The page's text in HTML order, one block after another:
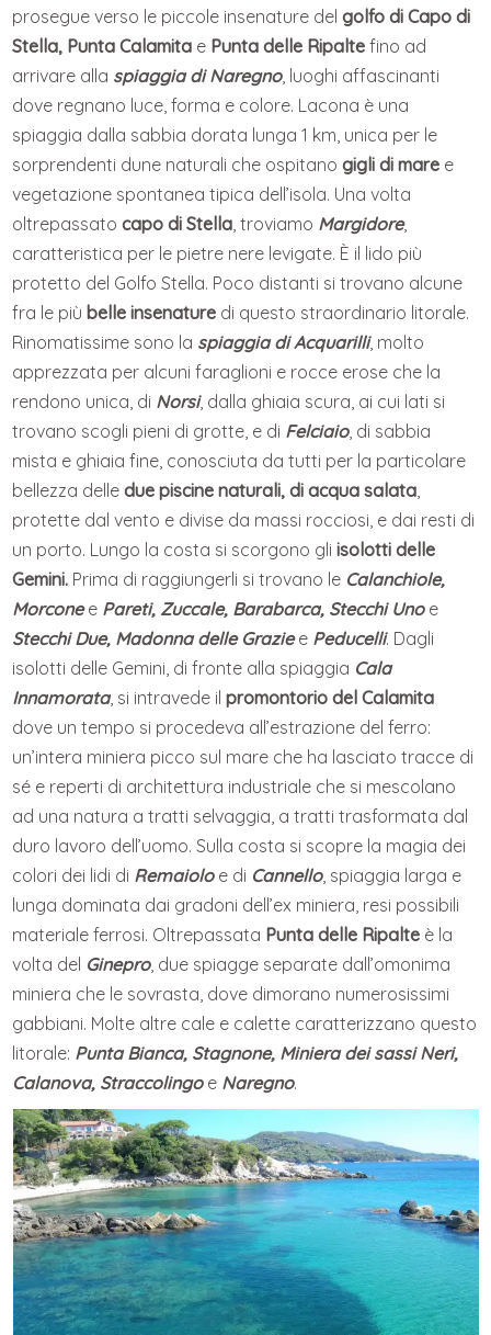
prosegue verso le piccole insenature del golfo di Capo di
Stella, Punta Calamita e Punta delle Ripalte fino ad
arrivare alla spiaggia di Naregno, luoghi affascinanti
dove regnano luce, forma e colore. Lacona è una
spiaggia dalla sabbia dorata lunga 1 km, unica per le
sorprendenti dune naturali che ospitanogigli di mare e
vegetazione spontanea tipica dell’isola. Una volta
oltrepassatocapo di Stella , troviamo Margidore,
caratteristica per le pietre nere levigate. È il lido più
protetto del Golfo Stella. Poco distanti si trovano alcune
fra le piùbelle insenature di questo straordinario litorale.
Rinomatissime sono la spiaggia di Acquarilli, molto
apprezzata per alcuni faraglioni e rocce erose che la
rendono unica, di Norsi, dalla ghiaia scura, ai cui lati si
trovano scogli pieni di grotte, e di Felciaio, di sabbia
mista e ghiaia fine, conosciuta da tutti per la particolare
bellezza delledue piscine naturali, di acqua salata
protette dal vento e divise da massi rocciosi, e dai resti di
un porto. Lungo la costa si scorgono gliisolotti delle
Gemini. Prima di raggiungerli si trovano le Calanchiole,
Morconee Pareti, Zuccale, Barabarca, Stecchi Unoe
Stecchi Due, Madonna delle Graziee Peducelli. Dagli
isolotti delle Gemini, di fronte alla spiaggia Cala
Innamorata, si intravede ilpromontorio del Calamita
dove un tempo si procedeva all’estrazione del ferro:
un’intera miniera picco sul mare che ha lasciato tracce di
sé e reperti di architettura industriale che si mescolano
ad una natura a tratti selvaggia, a tratti trasformata dal
duro lavoro dell’uomo. Sulla costa si scopre la magia dei
colori dei lidi di Remaioloe di Cannello, spiaggia larga e
lunga dominata dai gradoni dell’ex miniera, resi possibili
materiale ferrosi. Oltrepassata Punta delle Ripalte è la
volta del Ginepro, due spiagge separate dall’omonima
miniera che le sovrasta, dove dimorano numerosissimi
gabbiani. Molte altre cale e calette caratterizzano questo
litorale: Punta Bianca, Stagnone, Miniera dei sassi Neri,
Calanova, Straccolingoe Naregno.